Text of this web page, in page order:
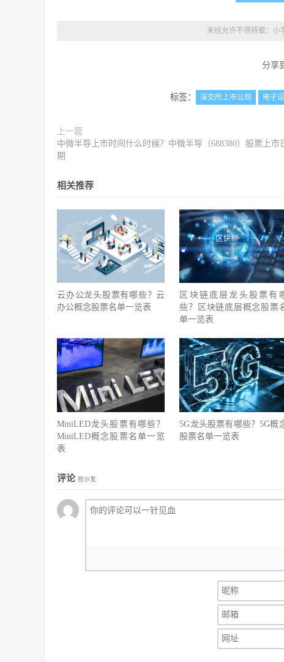
未经允许不得转载： 小
分享
标签： 深交所上市公司 电子
上一篇
中微半导上市时间什么时候？中微半导（688380）股票上市
期
相关推荐
云办公龙头股票有哪些？云
办公概念股票名单一览表
区块链底层龙头股票有
些？区块链底层概念股票
单一览表
MiniLED龙头股票有哪些？
MiniLED概念股票名单一览
表
5G龙头股票有哪些？5G概
股票名单一览表
评论 抢沙发